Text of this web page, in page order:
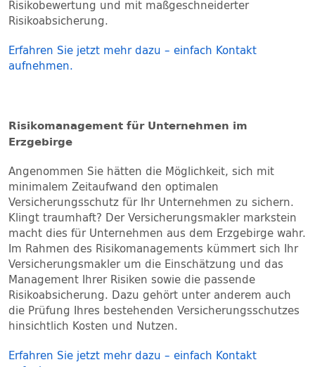
Risikobewertung und mit maßgeschneiderter
Risikoabsicherung.
Erfahren Sie jetzt mehr dazu – einfach Kontakt
aufnehmen.
Risikomanagement für Unternehmen im
Erzgebirge
Angenommen Sie hätten die Möglichkeit, sich mit
minimalem Zeitaufwand den optimalen
Versicherungsschutz für Ihr Unternehmen zu sichern.
Klingt traumhaft? Der Versicherungsmakler markstein
macht dies für Unternehmen aus dem Erzgebirge wahr.
Im Rahmen des Risikomanagements kümmert sich Ihr
Versicherungsmakler um die Einschätzung und das
Management Ihrer Risiken sowie die passende
Risikoabsicherung. Dazu gehört unter anderem auch
die Prüfung Ihres bestehenden Versicherungsschutzes
hinsichtlich Kosten und Nutzen.
Erfahren Sie jetzt mehr dazu – einfach Kontakt